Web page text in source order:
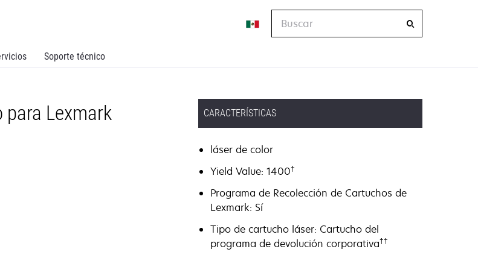
Soporte técnico
Lexmark
CARACTERÍSTICAS
láser de color
Yield Value: 1400†
Programa de Recolección de Cartuchos de
Lexmark: Sí
Tipo de cartucho láser: Cartucho del
programa de devolución corporativa††